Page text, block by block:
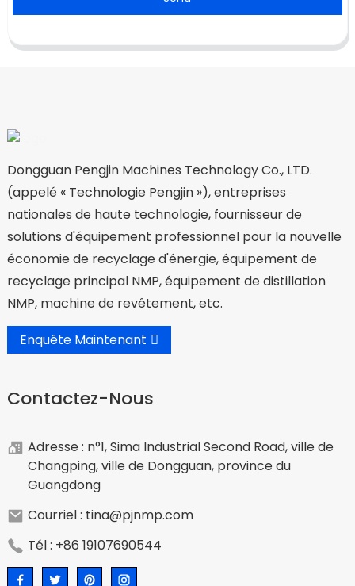
Dongguan Pengjin Machines Technology Co., LTD.
(appelé « Technologie Pengjin »), entreprises
nationales de haute technologie, fournisseur de
solutions d'équipement professionnel pour la nouvelle
économie de recyclage d'énergie, équipement de
recyclage principal NMP, équipement de distillation
NMP, machine de revêtement, etc.
Enquête Maintenant
Contactez-Nous
Adresse : n°1, Sima Industrial Second Road, ville de
Changping, ville de Dongguan, province du
Guangdong
Courriel : tina@pjnmp.com
Tél : +86 19107690544